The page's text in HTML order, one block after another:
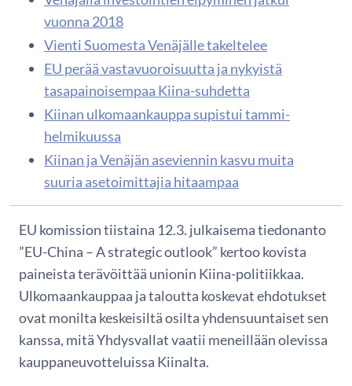
vuonna 2018
Vienti Suomesta Venäjälle takeltelee
EU perää vastavuoroisuutta ja nykyistä
tasapainoisempaa Kiina-suhdetta
Kiinan ulkomaankauppa supistui tammi-
helmikuussa
Kiinan ja Venäjän aseviennin kasvu muita
suuria asetoimittajia hitaampaa
EU komission tiistaina 12.3. julkaisema tiedonanto
”EU-China – A strategic outlook” kertoo kovista
paineista terävöittää unionin Kiina-politiikkaa.
Ulkomaankauppaa ja taloutta koskevat ehdotukset
ovat monilta keskeisiltä osilta yhdensuuntaiset sen
kanssa, mitä Yhdysvallat vaatii meneillään olevissa
kauppaneuvotteluissa Kiinalta.